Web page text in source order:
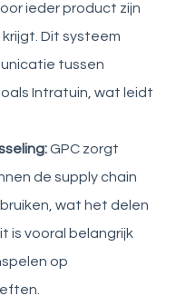
ieder product zijn
Dit systeem
tussen
Intratuin, wat leidt
GPC zorgt
de supply chain
wat het delen
is vooral belangrijk
op